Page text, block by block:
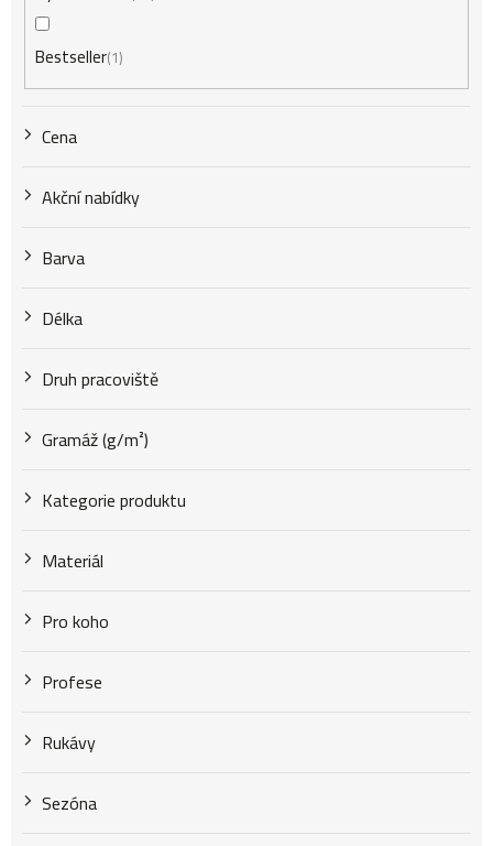
d
u
k
ů
Bestseller 1
Cena
Akční nabídky
Barva
Délka
Druh pracoviště
Gramáž (g/m²)
Kategorie produktu
Materiál
Pro koho
Profese
Rukávy
Sezóna